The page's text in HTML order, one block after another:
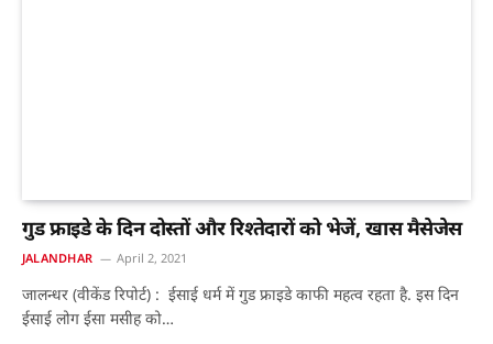
गुड फ्राइडे के दिन दोस्तों और रिश्तेदारों को भेजें, खास मैसेजेस
JALANDHAR April 2, 2021
जालन्धर (वीकेंड रिपोर्ट) : ईसाई धर्म में गुड फ्राइडे काफी महत्व रहता है. इस दिन
ईसाई लोग ईसा मसीह को…